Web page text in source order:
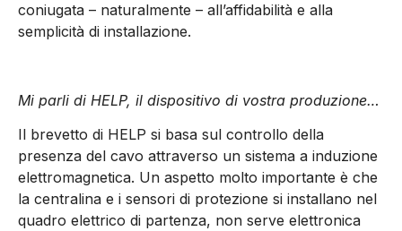
coniugata – naturalmente – all’affidabilità e alla
semplicità di installazione.
Mi parli di HELP, il dispositivo di vostra produzione…
Il brevetto di HELP si basa sul controllo della
presenza del cavo attraverso un sistema a induzione
elettromagnetica. Un aspetto molto importante è che
la centralina e i sensori di protezione si installano nel
quadro elettrico di partenza, non serve elettronica